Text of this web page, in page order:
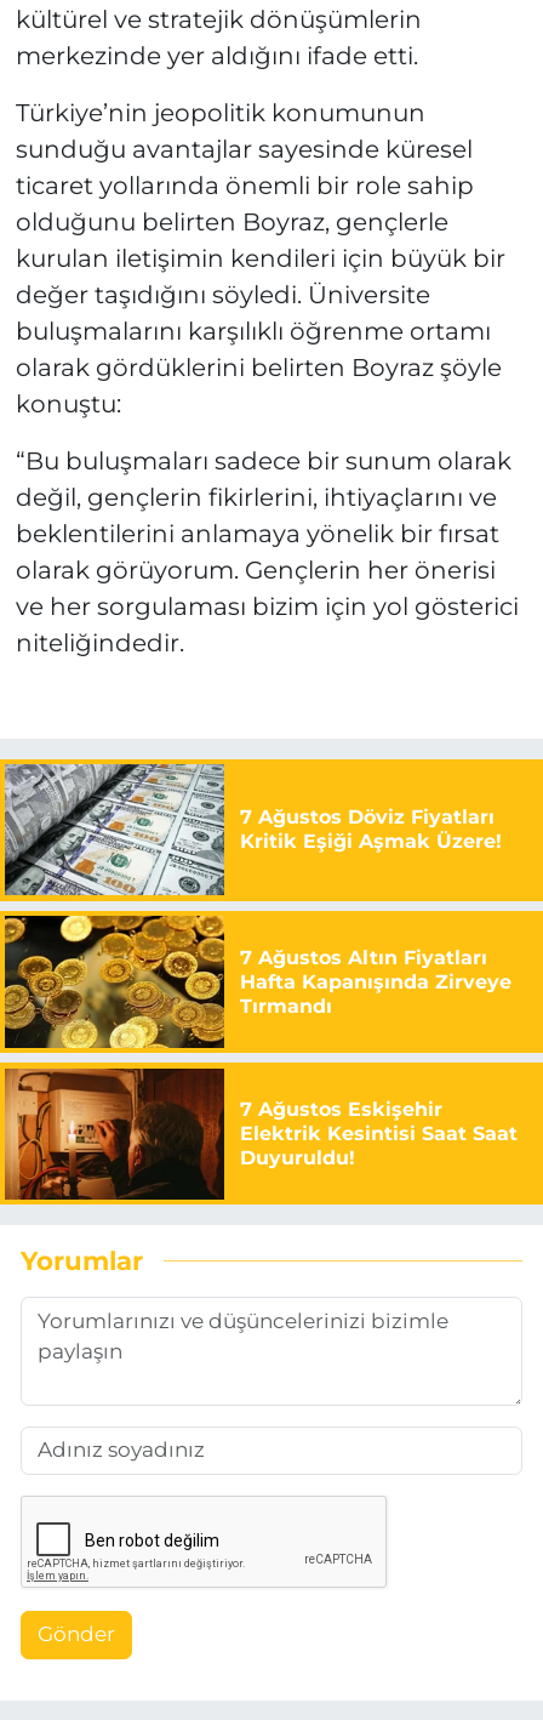
kültürel ve stratejik dönüşümlerin
merkezinde yer aldığını ifade etti.
Türkiye’nin jeopolitik konumunun
sunduğu avantajlar sayesinde küresel
ticaret yollarında önemli bir role sahip
olduğunu belirten Boyraz, gençlerle
kurulan iletişimin kendileri için büyük bir
değer taşıdığını söyledi. Üniversite
buluşmalarını karşılıklı öğrenme ortamı
olarak gördüklerini belirten Boyraz şöyle
konuştu:
“Bu buluşmaları sadece bir sunum olarak
değil, gençlerin fikirlerini, ihtiyaçlarını ve
beklentilerini anlamaya yönelik bir fırsat
olarak görüyorum. Gençlerin her önerisi
ve her sorgulaması bizim için yol gösterici
niteliğindedir.
7 Ağustos Döviz Fiyatları
Kritik Eşiği Aşmak Üzere!
7 Ağustos Altın Fiyatları
Hafta Kapanışında Zirveye
Tırmandı
7 Ağustos Eskişehir
Elektrik Kesintisi Saat Saat
Duyuruldu!
Yorumlar
Gönder